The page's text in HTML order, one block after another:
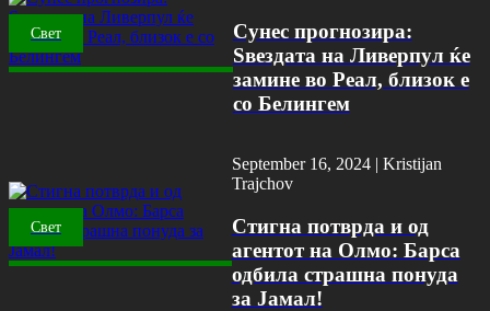
Свет
Сунес прогнозира:
Ѕвездата на Ливерпул ќе
замине во Реал, близок е
со Белингем
Свет
September 16, 2024 | Kristijan
Trajchov
Стигна потврда и од
агентот на Олмо: Барса
одбила страшна понуда
за Јамал!